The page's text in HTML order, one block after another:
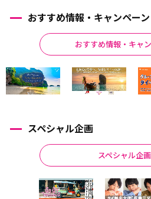
おすすめ情報・キャンペーン
おすすめ情報・キャ
スペシャル企画
スペシャル企